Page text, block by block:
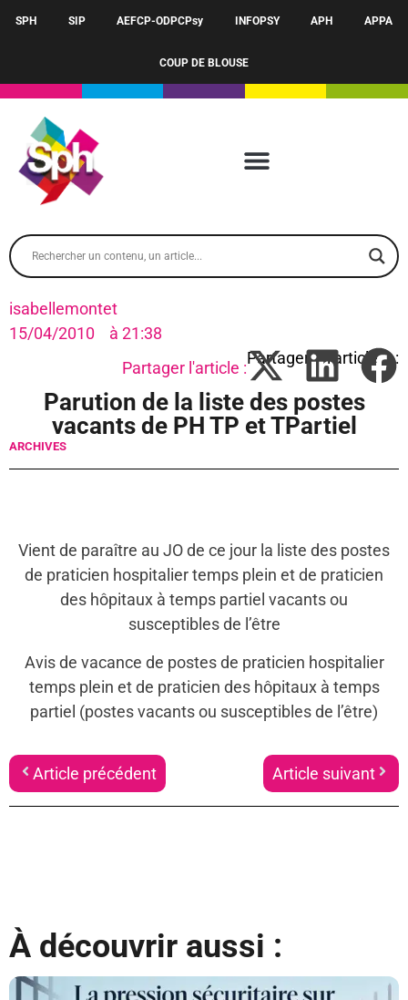
SPH SIP AEFCP-ODPCPsy INFOPSY APH APPA
COUP DE BLOUSE
isabellemontet
15/04/2010
à 21:38
Partager l'article :
Parution de la liste des postes
vacants de PH TP et TPartiel
ARCHIVES
Vient de paraître au JO de ce jour la liste des postes
de praticien hospitalier temps plein et de praticien
des hôpitaux à temps partiel vacants ou
susceptibles de l’être
Avis de vacance de postes de praticien hospitalier
temps plein et de praticien des hôpitaux à temps
partiel (postes vacants ou susceptibles de l’être)
Article précédent Article suivant
À découvrir aussi :